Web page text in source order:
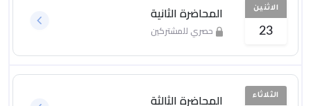
الاثنين
23
المحاضرة الثانية
حصري للمشتركين
الثلاثاء المحاضرة الثالثة